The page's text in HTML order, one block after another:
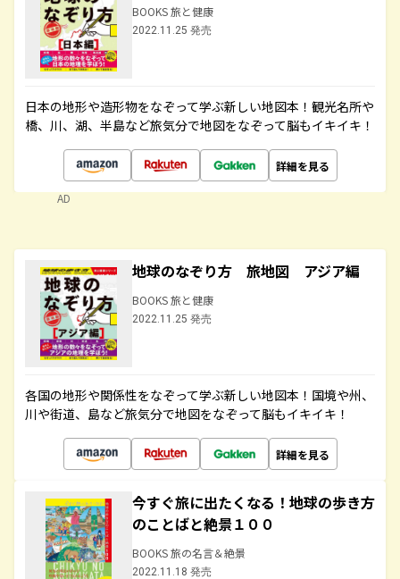
BOOKS 旅と健康
2022.11.25 発売
日本の地形や造形物をなぞって学ぶ新しい地図本！観光名所や
橋、川、湖、半島など旅気分で地図をなぞって脳もイキイキ！
詳細を見る
AD
地球のなぞり方 旅地図 アジア編
BOOKS 旅と健康
2022.11.25 発売
各国の地形や関係性をなぞって学ぶ新しい地図本！国境や州、
川や街道、島など旅気分で地図をなぞって脳もイキイキ！
詳細を見る
今すぐ旅に出たくなる！地球の歩き方
のことばと絶景１００
BOOKS 旅の名言＆絶景
2022.11.18 発売